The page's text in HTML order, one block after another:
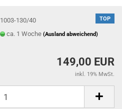
TOP
1003-130/40
ca. 1 Woche(Ausland abweichend)
149,00 EUR
inkl. 19% MwSt.